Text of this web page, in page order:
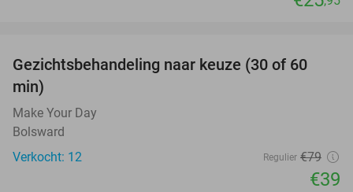
51%
Gezichtsbehandeling naar keuze (30 of 60
min)
Make Your Day
Bolsward
Verkocht: 12
Regulier €79
€39